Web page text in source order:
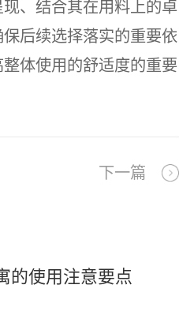
、结合其在用料上的卓
后续选择落实的重要依
体使用的舒适度的重要
下一篇
的使用注意要点